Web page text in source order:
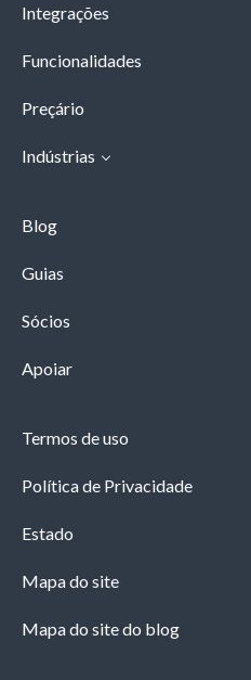
Integrações
Funcionalidades
Preçário
Indústrias
Blog
Guias
Sócios
Apoiar
Termos de uso
Política de Privacidade
Estado
Mapa do site
Mapa do site do blog